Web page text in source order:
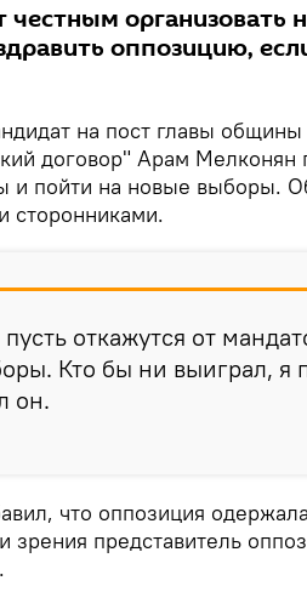
организовать
оппозицию,
на пост главы
договор" Арам Мелконян
и пойти на новые выборы.
сторонниками.
откажутся от
Кто бы ни выиграл, я
он.
что оппозиция
зрения представитель